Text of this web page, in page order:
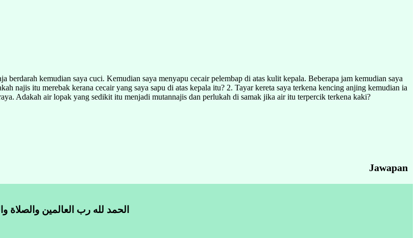
berdarah kemudian saya cuci. Kemudian saya menyapu cecair pelembap di atas kulit kepala. Beberapa jam kemudian saya
najis itu merebak kerana cecair yang saya sapu di atas kepala itu? 2. Tayar kereta saya terkena kencing anjing kemudian ia
Adakah air lopak yang sedikit itu menjadi mutannajis dan perlukah di samak jika air itu terpercik terkena kaki?
Jawapan
الحمد لله رب العالمين